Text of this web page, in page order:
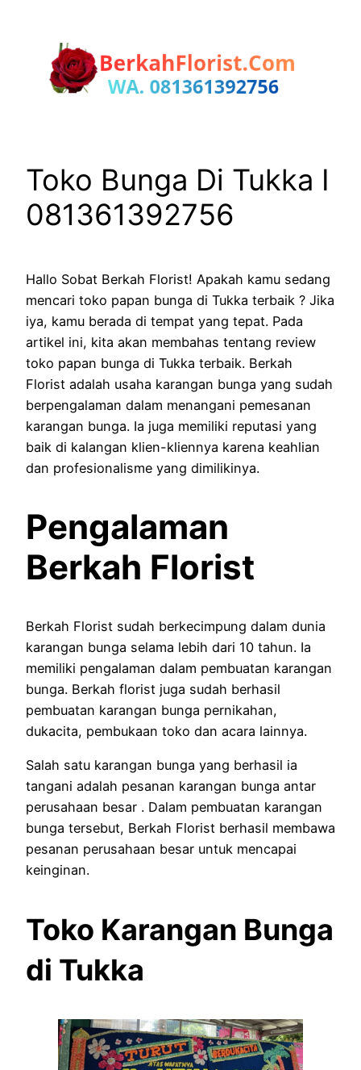
Toko Bunga Di Tukka I
081361392756
Hallo Sobat Berkah Florist! Apakah kamu sedang
mencari toko papan bunga di Tukka terbaik ? Jika
iya, kamu berada di tempat yang tepat. Pada
artikel ini, kita akan membahas tentang review
toko papan bunga di Tukka terbaik. Berkah
Florist adalah usaha karangan bunga yang sudah
berpengalaman dalam menangani pemesanan
karangan bunga. Ia juga memiliki reputasi yang
baik di kalangan klien-kliennya karena keahlian
dan profesionalisme yang dimilikinya.
Pengalaman
Berkah Florist
Berkah Florist sudah berkecimpung dalam dunia
karangan bunga selama lebih dari 10 tahun. Ia
memiliki pengalaman dalam pembuatan karangan
bunga. Berkah florist juga sudah berhasil
pembuatan karangan bunga pernikahan,
dukacita, pembukaan toko dan acara lainnya.
Salah satu karangan bunga yang berhasil ia
tangani adalah pesanan karangan bunga antar
perusahaan besar . Dalam pembuatan karangan
bunga tersebut, Berkah Florist berhasil membawa
pesanan perusahaan besar untuk mencapai
keinginan.
Toko Karangan Bunga
di Tukka